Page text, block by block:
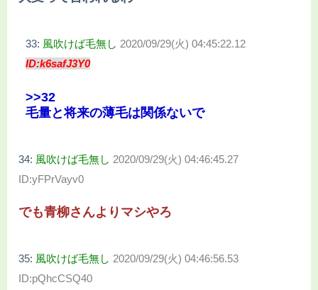
33: 風吹けば毛無し 2020/09/29(火) 04:45:22.12
ID:k6safJ3Y0
>>32
毛量と将来の薄毛は関係ないで
34: 風吹けば毛無し 2020/09/29(火) 04:46:45.27
ID:yFPrVayv0
でも青柳さんよりマシやろ
35: 風吹けば毛無し 2020/09/29(火) 04:46:56.53
ID:pQhcCSQ40